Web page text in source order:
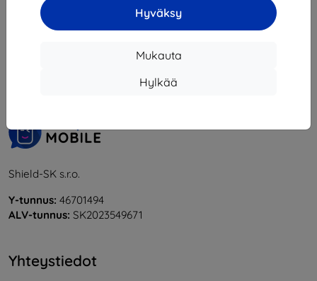
Hyväksy
Mukauta
Hylkää
yhteensä5.
Shield-SK s.r.o.
Y-tunnus: 46701494
ALV-tunnus: SK2023549671
Yhteystiedot